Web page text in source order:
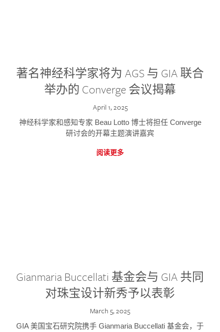
著名神经科学家将为 AGS 与 GIA 联合
举办的 Converge 会议揭幕
April 1, 2025
神经科学家和感知专家 Beau Lotto 博士将担任 Converge
研讨会的开幕主题演讲嘉宾
阅读更多
Gianmaria Buccellati 基金会与 GIA 共同
对珠宝设计新秀予以表彰
March 5, 2025
GIA 美国宝石研究院携手 Gianmaria Buccellati 基金会，于